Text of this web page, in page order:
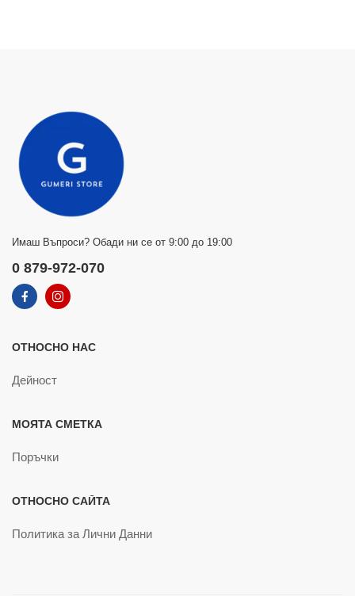
Имаш Въпроси? Обади ни се от 9:00 до 19:00
0 879-972-070
ОТНОСНО НАС
Дейност
МОЯТА СМЕТКА
Поръчки
ОТНОСНО САЙТА
Политика за Лични Данни